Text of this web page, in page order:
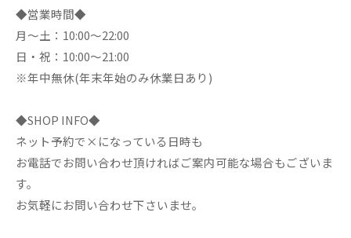
◆営業時間◆
月～土：10:00～22:00
日・祝：10:00～21:00
※年中無休(年末年始のみ休業日あり)
◆SHOP INFO◆
ネット予約で×になっている日時も
お電話でお問い合わせ頂ければご案内可能な場合もございま
す。
お気軽にお問い合わせ下さいませ。